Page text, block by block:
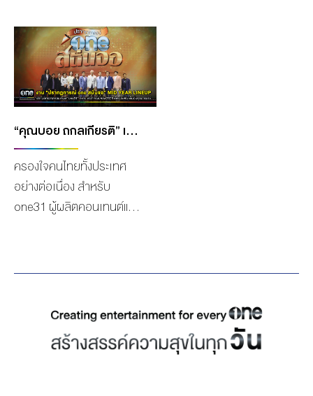
สร้างนักร้องหน้าใหม่ที่มาขับ
กล่อมบทเพลงทองคำ มาถึง
4 ซีซั่น!! นำบทเพลงที่ทรง
คุณค่าในอดีตมาเรียบเรียง
ดนตรีใหม่และถ่ายทอดเรื่อง
ราวของแต่ละบทเพลงผ่าน
นักร้องคุณภาพที่เข้ามา
ประกวดในรายการ และในปี
นี้การกลับมาอย่างยิ่งใหญ่
“The Golden Song เวที
ถ่ายทอด “บทเพลงทองคำ”
มามีชีวิตชีวาอีกครั้งเปิด
ประเดิมการแข่งขันสัปดาห์
แรกของรายการที่เราขนมา
มาแน่นๆ” ที่จะออกอากาศวัน
18:00 น. ทางช่องวัน31 และ
ช่อง GMM25 พร้อมกัน โดย
งานนี้ได้ 2 คู่ซี้ เกลือ กิตติ
“คุณบอย ถกลเกียรติ” เปิดโผจักรวาลคอนเทนต์ “ONE31” ละคร-ซีรีส์ ครึ่งปีหลัง 2025 เด็ด ปัง ฟิน เต็มอิ่มทุกอารมณ์ เปิดตัวพร้อมลงจอ ONE31 และ แอปพลิเคชั่น ONED
​ครองใจคนไทยทั้งประเทศ
อย่างต่อเนื่อง สำหรับ
one31 ผู้ผลิตคอนเทนต์แถว
ทลายและกระแสโซเชียลสุด
ล่าสุดได้จัดงาน
“ปรากฏการณ์ one สนั่น
จอ” MID YEAR LINEUP